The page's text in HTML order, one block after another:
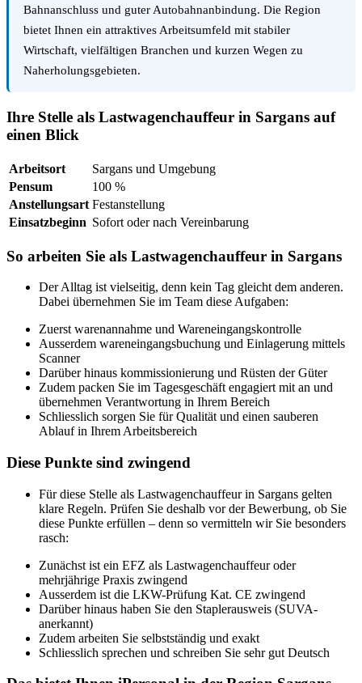
Bahnanschluss und guter Autobahnanbindung. Die Region
bietet Ihnen ein attraktives Arbeitsumfeld mit stabiler
Wirtschaft, vielfältigen Branchen und kurzen Wegen zu
Naherholungsgebieten.
Ihre Stelle als Lastwagenchauffeur in Sargans auf
einen Blick
Arbeitsort
Sargans und Umgebung
Pensum
100 %
Anstellungsart Festanstellung
Einsatzbeginn Sofort oder nach Vereinbarung
So arbeiten Sie als Lastwagenchauffeur in Sargans
Der Alltag ist vielseitig, denn kein Tag gleicht dem anderen.
Dabei übernehmen Sie im Team diese Aufgaben:
Zuerst warenannahme und Wareneingangskontrolle
Ausserdem wareneingangsbuchung und Einlagerung mittels
Scanner
Darüber hinaus kommissionierung und Rüsten der Güter
Zudem packen Sie im Tagesgeschäft engagiert mit an und
übernehmen Verantwortung in Ihrem Bereich
Schliesslich sorgen Sie für Qualität und einen sauberen
Ablauf in Ihrem Arbeitsbereich
Diese Punkte sind zwingend
Für diese Stelle als Lastwagenchauffeur in Sargans gelten
klare Regeln. Prüfen Sie deshalb vor der Bewerbung, ob Sie
diese Punkte erfüllen – denn so vermitteln wir Sie besonders
rasch:
Zunächst ist ein EFZ als Lastwagenchauffeur oder
mehrjährige Praxis zwingend
Ausserdem ist die LKW-Prüfung Kat. CE zwingend
Darüber hinaus haben Sie den Staplerausweis (SUVA-
anerkannt)
Zudem arbeiten Sie selbstständig und exakt
Schliesslich sprechen und schreiben Sie sehr gut Deutsch